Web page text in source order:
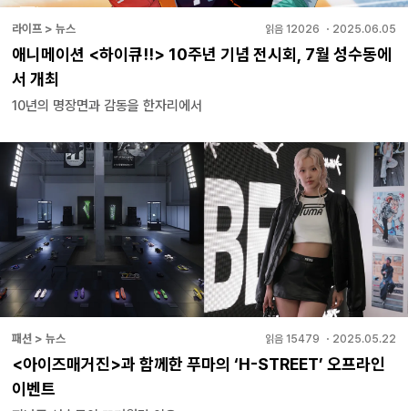
라이프 > 뉴스 읽음 12026 ・ 2025.06.05
애니메이션 <하이큐!!> 10주년 기념 전시회, 7월 성수동에
서 개최
10년의 명장면과 감동을 한자리에서
패션 > 뉴스 읽음 15479 ・ 2025.05.22
<아이즈매거진>과 함께한 푸마의 ‘H-STREET’ 오프라인
이벤트